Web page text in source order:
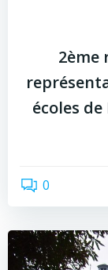
2ème
écoles
0